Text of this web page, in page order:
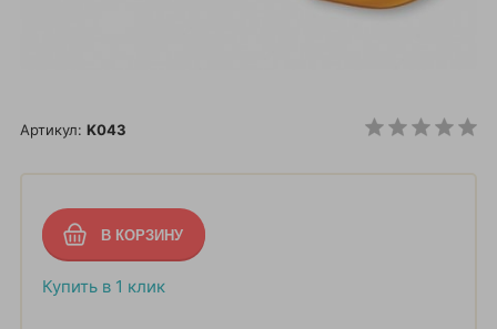
Артикул: K043
Купить в 1 клик